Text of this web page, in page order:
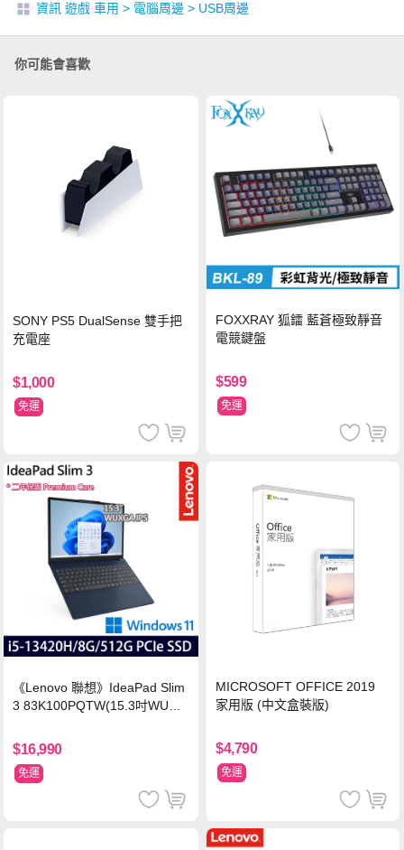
資訊 遊戲 車用 > 電腦周邊 > USB周邊
你可能會喜歡
SONY PS5 DualSense 雙手把
充電座
$1,000
免運
FOXXRAY 狐鐳 藍蒼極致靜音
電競鍵盤
$599
免運
《Lenovo 聯想》IdeaPad Slim
3 83K100PQTW(15.3吋WUXG
n11/二年保)
$16,990
免運
MICROSOFT OFFICE 2019
家用版 (中文盒裝版)
$4,790
免運